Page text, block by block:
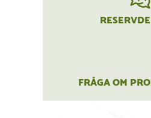
FRÅGA OM